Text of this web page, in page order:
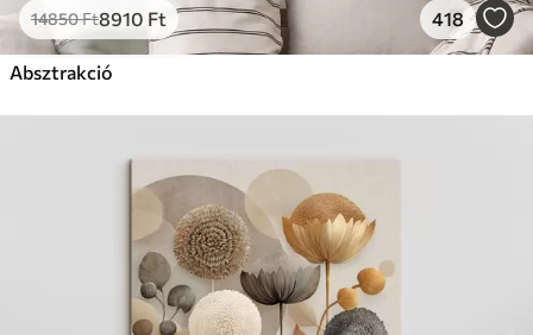
14850Ft8910 Ft 418
Absztrakció